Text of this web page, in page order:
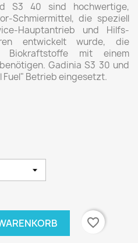
S3 40 sind hochwertige,
Schmiermittel, die speziell
Hauptantrieb und Hilfs-
entwickelt wurde, die
mit einem
Gadinia S3 30 und
Fuel" Betrieb eingesetzt.
favorite_border